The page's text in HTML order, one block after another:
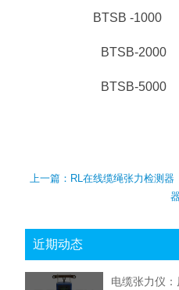
BTSB -1000
BTSB-2000
BTSB-5000
上一篇： RL在线缆绳张力检测器
近期动态
电缆张力仪